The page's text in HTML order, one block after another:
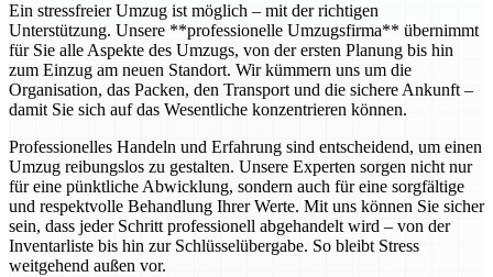
Ein stressfreier Umzug ist möglich – mit der richtigen
Unterstützung. Unsere **professionelle Umzugsfirma** übernimmt
für Sie alle Aspekte des Umzugs, von der ersten Planung bis hin
zum Einzug am neuen Standort. Wir kümmern uns um die
Organisation, das Packen, den Transport und die sichere Ankunft –
damit Sie sich auf das Wesentliche konzentrieren können.
Professionelles Handeln und Erfahrung sind entscheidend, um einen
Umzug reibungslos zu gestalten. Unsere Experten sorgen nicht nur
für eine pünktliche Abwicklung, sondern auch für eine sorgfältige
und respektvolle Behandlung Ihrer Werte. Mit uns können Sie sicher
sein, dass jeder Schritt professionell abgehandelt wird – von der
Inventarliste bis hin zur Schlüsselübergabe. So bleibt Stress
weitgehend außen vor.